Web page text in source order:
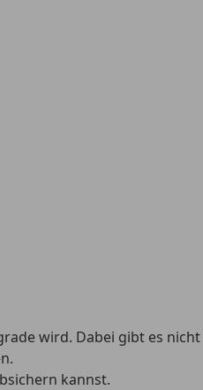
wird. Dabei gibt es nicht
kannst.